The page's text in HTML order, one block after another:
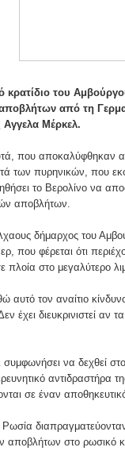
κρατίδιο του
από τη
Αγγελα Μέρκελ.
που αποκαλύφθηκαν
των πυρηνικών, που
το Βερολίνο να
αποβλήτων.
δήμαρχος του
που φέρεται ότι
πλοία στο μεγαλύτερο
αυτό τον αναίτιο
έχει διευκρινιστεί
συμφωνήσει να δεχθεί
αντιδραστήρα
σε έναν
Ρωσία
αποβλήτων στο ρωσικό